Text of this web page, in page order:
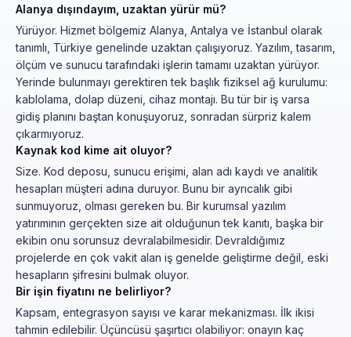
Alanya dışındayım, uzaktan yürür mü?
Yürüyor. Hizmet bölgemiz Alanya, Antalya ve İstanbul olarak
tanımlı, Türkiye genelinde uzaktan çalışıyoruz. Yazılım, tasarım,
ölçüm ve sunucu tarafındaki işlerin tamamı uzaktan yürüyor.
Yerinde bulunmayı gerektiren tek başlık fiziksel ağ kurulumu:
kablolama, dolap düzeni, cihaz montajı. Bu tür bir iş varsa
gidiş planını baştan konuşuyoruz, sonradan sürpriz kalem
çıkarmıyoruz.
Kaynak kod kime ait oluyor?
Size. Kod deposu, sunucu erişimi, alan adı kaydı ve analitik
hesapları müşteri adına duruyor. Bunu bir ayrıcalık gibi
sunmuyoruz, olması gereken bu. Bir kurumsal yazılım
yatırımının gerçekten size ait olduğunun tek kanıtı, başka bir
ekibin onu sorunsuz devralabilmesidir. Devraldığımız
projelerde en çok vakit alan iş genelde geliştirme değil, eski
hesapların şifresini bulmak oluyor.
Bir işin fiyatını ne belirliyor?
Kapsam, entegrasyon sayısı ve karar mekanizması. İlk ikisi
tahmin edilebilir. Üçüncüsü şaşırtıcı olabiliyor: onayın kaç